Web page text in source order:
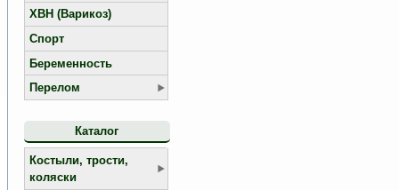
ХВН (Варикоз)
Спорт
Беременность
Перелом
Каталог
Костыли, трости,
коляски